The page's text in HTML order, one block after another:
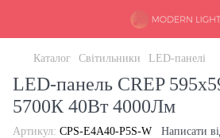
Каталог Світильники LED-панелі
LED-панель CREP
5700К 40Вт 4000Лм
Артикул: CPS-E4A40-P5S-W Написати